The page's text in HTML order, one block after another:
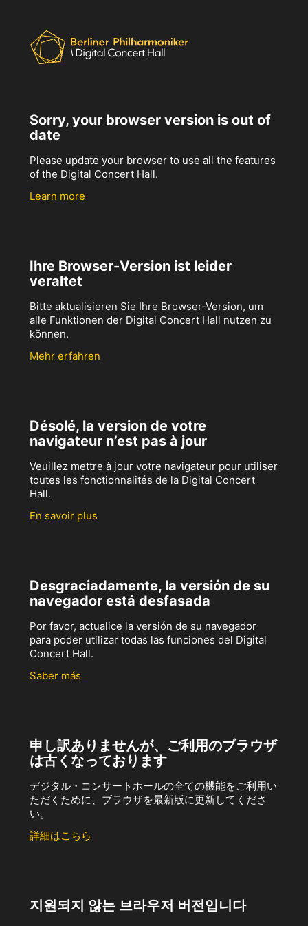
Sorry, your browser version is out of
date
Please update your browser to use all the features
of the Digital Concert Hall.
Learn more
Ihre Browser-Version ist leider
veraltet
Bitte aktualisieren Sie Ihre Browser-Version, um
alle Funktionen der Digital Concert Hall nutzen zu
können.
Mehr erfahren
Désolé, la version de votre
navigateur n’est pas à jour
Veuillez mettre à jour votre navigateur pour utiliser
toutes les fonctionnalités de la Digital Concert
Hall.
En savoir plus
Desgraciadamente, la versión de su
navegador está desfasada
Por favor, actualice la versión de su navegador
para poder utilizar todas las funciones del Digital
Concert Hall.
Saber más
申し訳ありませんが、ご利用のブラウザ
は古くなっております
デジタル・コンサートホールの全ての機能をご利用い
ただくために、ブラウザを最新版に更新してくださ
い。
詳細はこちら
지원되지 않는 브라우저 버전입니다